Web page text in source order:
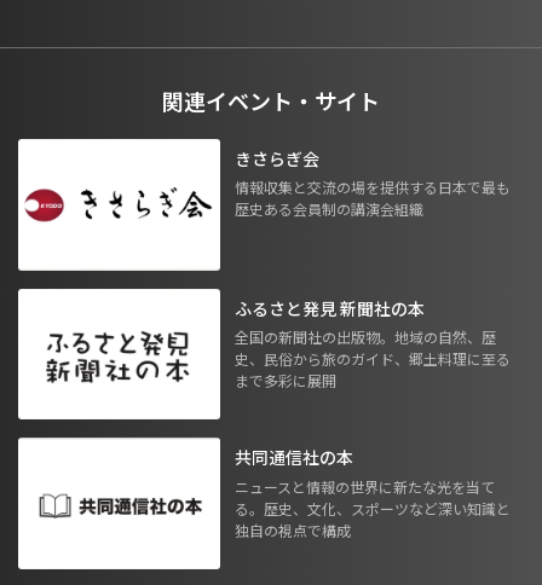
関連イベント・サイト
きさらぎ会
情報収集と交流の場を提供する日本で最も
歴史ある会員制の講演会組織
ふるさと発見 新聞社の本
全国の新聞社の出版物。地域の自然、歴
史、民俗から旅のガイド、郷土料理に至る
まで多彩に展開
共同通信社の本
ニュースと情報の世界に新たな光を当て
る。歴史、文化、スポーツなど深い知識と
独自の視点で構成